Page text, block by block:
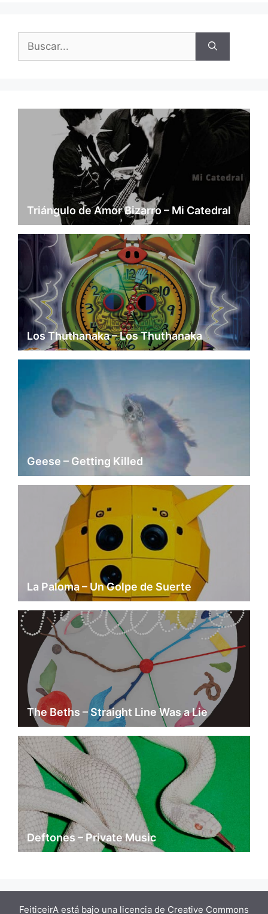
Triángulo de Amor Bizarro – Mi Catedral
Los Thuthanaka – Los Thuthanaka
Geese – Getting Killed
La Paloma – Un Golpe de Suerte
The Beths – Straight Line Was a Lie
Deftones – Private Music
FeiticeirA está bajo una licencia de Creative Commons